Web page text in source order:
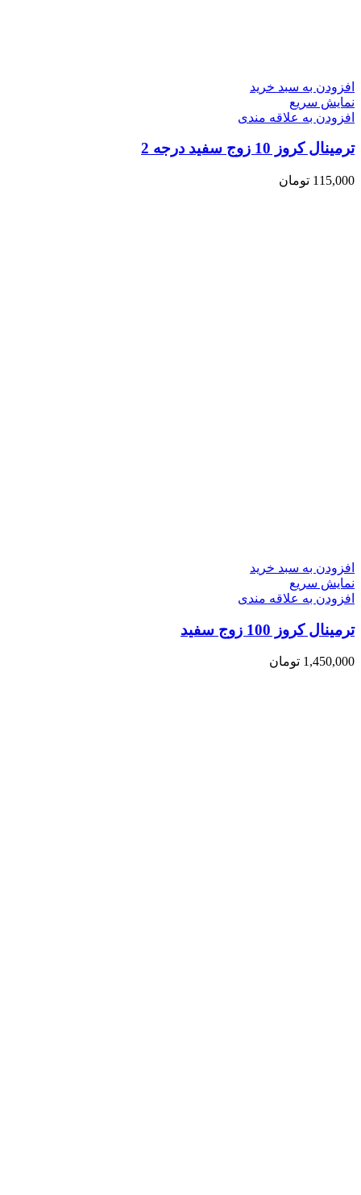
افزودن به سبد خرید
نمایش سریع
افزودن به علاقه مندی
ترمینال کروز 10 زوج سفید درجه 2
115,000 تومان
افزودن به سبد خرید
نمایش سریع
افزودن به علاقه مندی
ترمینال کروز 100 زوج سفید
1,450,000 تومان